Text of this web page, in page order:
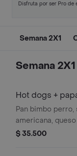
Disfruta por ser Pro de
Semana 2X1
Semana 2X1
Hot dogs +
Pan bimbo perro,
americana,
grille, papa ripio +
$ 35.500